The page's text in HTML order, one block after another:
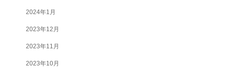
2024年1月
2023年12月
2023年11月
2023年10月